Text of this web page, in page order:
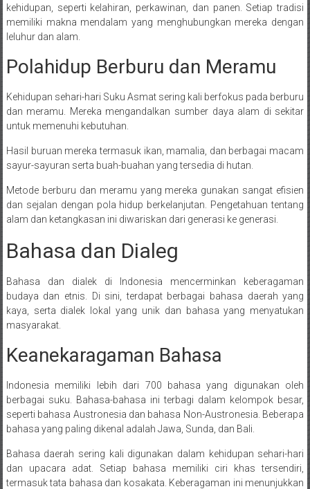
kehidupan, seperti kelahiran, perkawinan, dan panen. Setiap tradisi
memiliki makna mendalam yang menghubungkan mereka dengan
leluhur dan alam.
Polahidup Berburu dan Meramu
Kehidupan sehari-hari Suku Asmat sering kali berfokus pada berburu
dan meramu. Mereka mengandalkan sumber daya alam di sekitar
untuk memenuhi kebutuhan.
Hasil buruan mereka termasuk ikan, mamalia, dan berbagai macam
sayur-sayuran serta buah-buahan yang tersedia di hutan.
Metode berburu dan meramu yang mereka gunakan sangat efisien
dan sejalan dengan pola hidup berkelanjutan. Pengetahuan tentang
alam dan ketangkasan ini diwariskan dari generasi ke generasi.
Bahasa dan Dialeg
Bahasa dan dialek di Indonesia mencerminkan keberagaman
budaya dan etnis. Di sini, terdapat berbagai bahasa daerah yang
kaya, serta dialek lokal yang unik dan bahasa yang menyatukan
masyarakat.
Keanekaragaman Bahasa
Indonesia memiliki lebih dari 700 bahasa yang digunakan oleh
berbagai suku. Bahasa-bahasa ini terbagi dalam kelompok besar,
seperti bahasa Austronesia dan bahasa Non-Austronesia. Beberapa
bahasa yang paling dikenal adalah Jawa, Sunda, dan Bali.
Bahasa daerah sering kali digunakan dalam kehidupan sehari-hari
dan upacara adat. Setiap bahasa memiliki ciri khas tersendiri,
termasuk tata bahasa dan kosakata. Keberagaman ini menunjukkan